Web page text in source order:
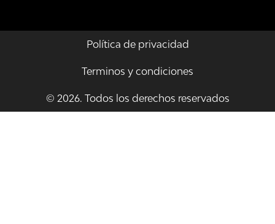
Política de privacidad
Terminos y condiciones
© 2026. Todos los derechos reservados